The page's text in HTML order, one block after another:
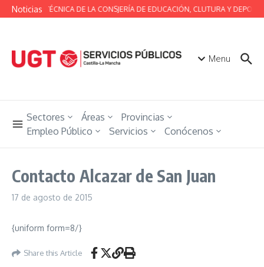
Saltar al contenido
Noticias
MESA TÉCNICA DE LA CONSJERÍA DE EDUCACIÓN, CLUTURA Y
Menu
Sectores Áreas
Provincias
Empleo Público
Servicios Conócenos
Contacto Alcazar de San Juan
17 de agosto de 2015
{uniform form=8/}
Share this Article